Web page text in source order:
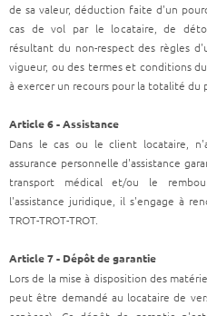
de sa valeur, déduction faite d'un
cas de vol par le locataire, de
résultant du non-respect des règles
vigueur, ou des termes et conditions
à exercer un recours pour la totalité du
Article 6 - Assistance
Dans le cas ou le client locataire,
assurance personnelle d'assistance
transport médical et/ou le
l'assistance juridique, il s'engage à
TROT-TROT-TROT.
Article 7 - Dépôt de garantie
Lors de la mise à disposition des
peut être demandé au locataire de